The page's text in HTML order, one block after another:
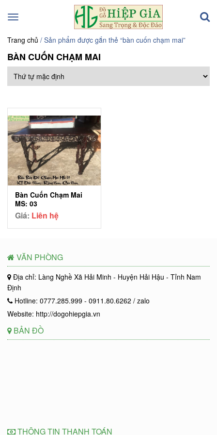
Toggle
Trang chủ / Sản phẩm được gắn thẻ “bàn cuốn chạm mai”
BÀN CUỐN CHẠM MAI
Bàn Cuốn Chạm Mai
MS: 03
Giá: Liên hệ
VĂN PHÒNG
Địa chỉ: Làng Nghề Xã Hải Minh - Huyện Hải Hậu - Tỉnh Nam
Định
Hotline: 0777.285.999 - 0911.80.6262 / zalo
Website: http://dogohiepgia.vn
BẢN ĐỒ
THÔNG TIN THANH TOÁN